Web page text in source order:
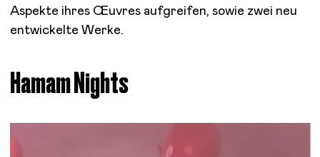
Aspekte ihres Œuvres aufgrei­fen, sowie zwei neu
entwi­ckelte Werke.
Hamam Nights